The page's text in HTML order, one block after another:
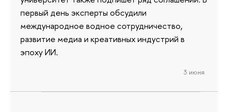
первый день эксперты обсудили
международное водное сотрудничество,
развитие медиа и креативных индустрий в
эпоху ИИ.
3 июня